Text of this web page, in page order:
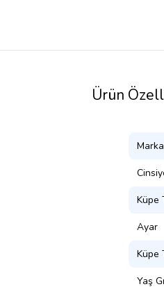
Ürün
Marka
Küpe
Ayar
Küpe
Yaş